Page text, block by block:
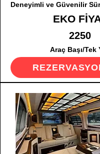
Deneyimli ve Güvenilir
EKO
2250
Araç Başı/Tek